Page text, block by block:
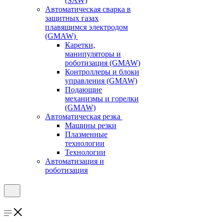
Автоматическая сварка в
защитных газах
плавящимся электродом
(GMAW)
Каретки,
манипуляторы и
роботизация (GMAW)
Контроллеры и блоки
управления (GMAW)
Подающие
механизмы и горелки
(GMAW)
Автоматическая резка
Машины резки
Плазменные
технологии
Технологии
Автоматизация и
роботизация